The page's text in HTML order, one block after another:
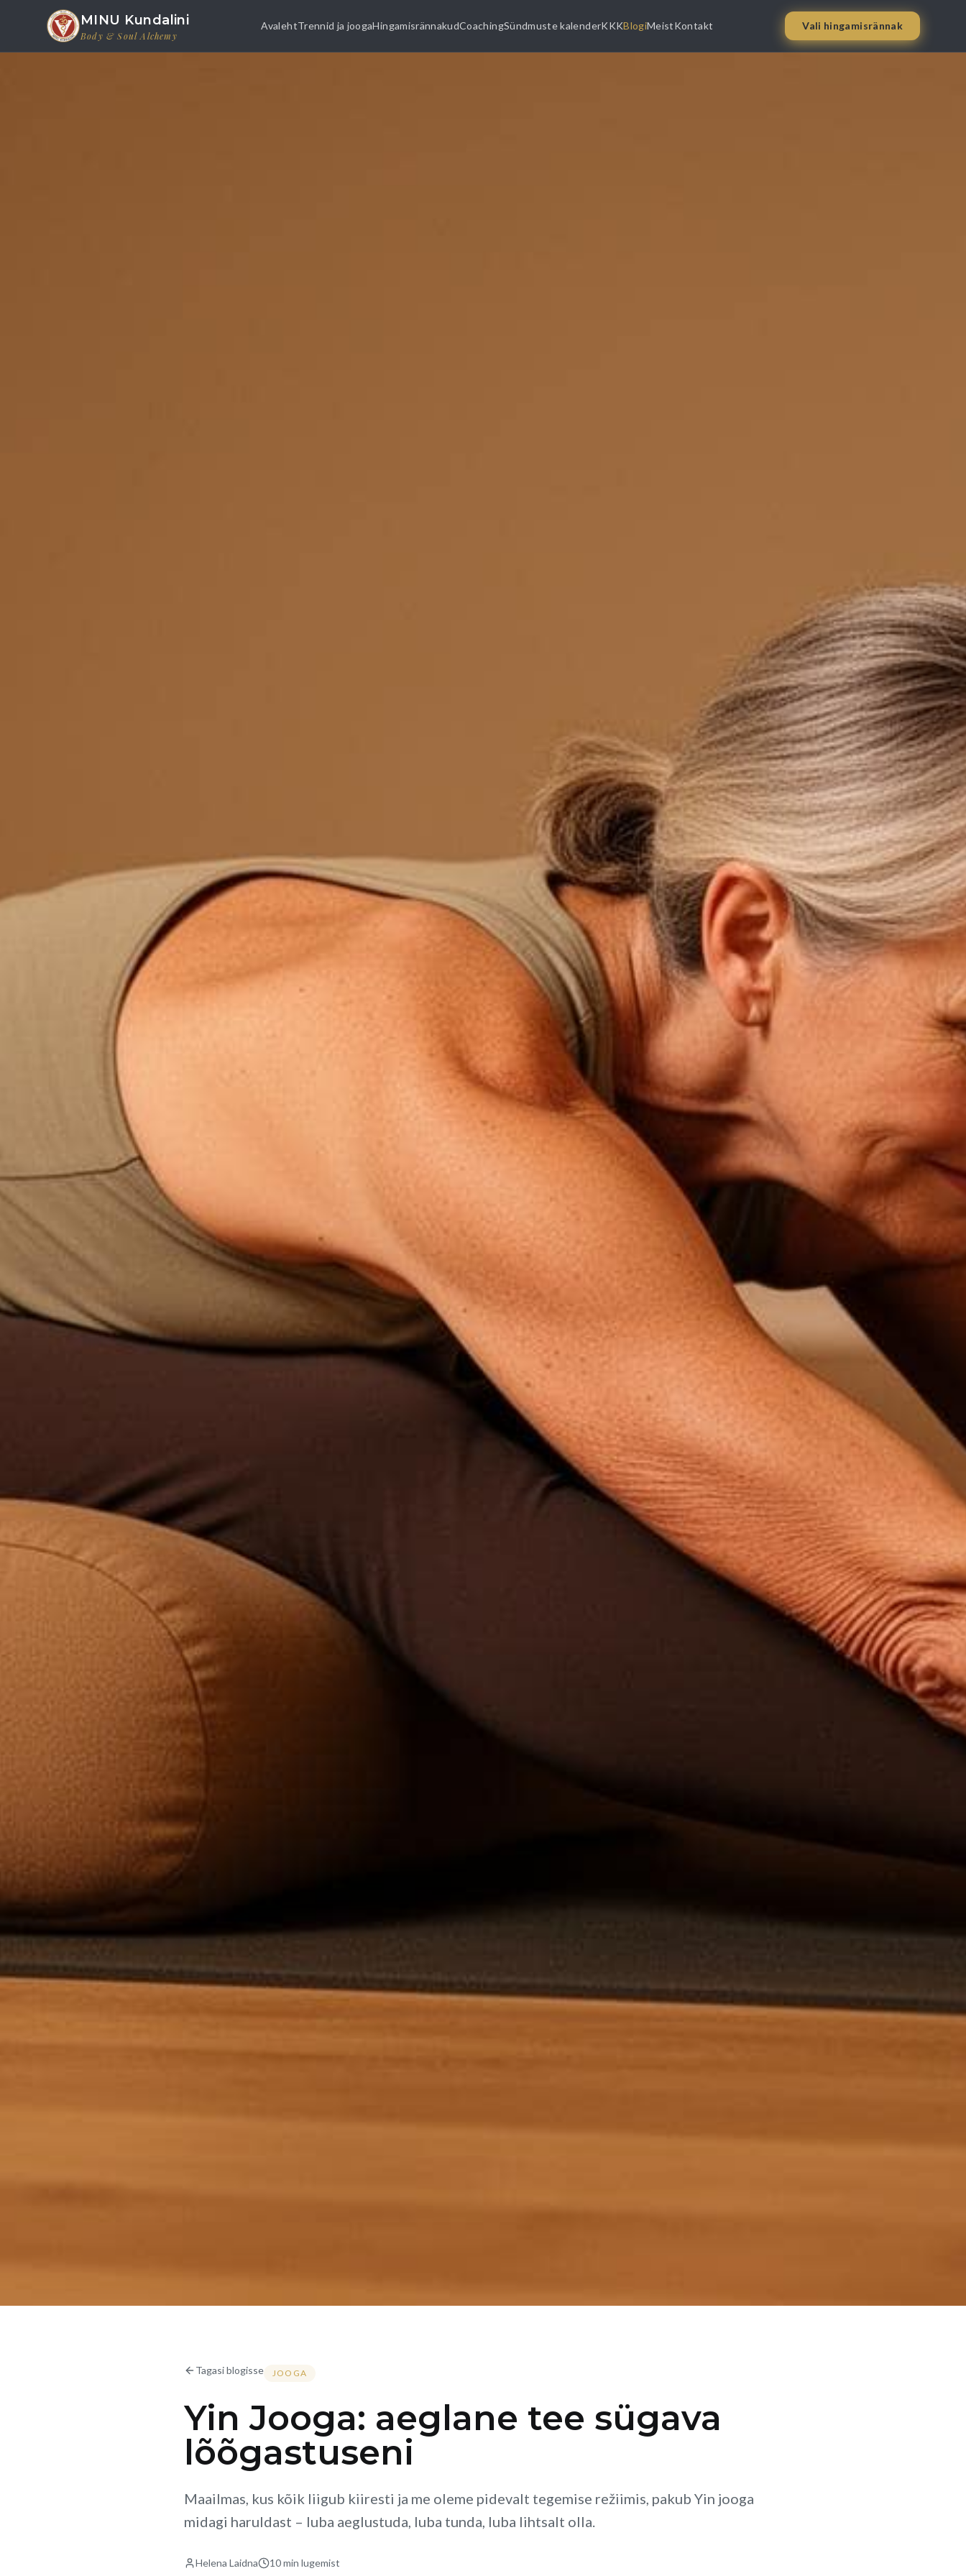
MINU Kundalini
Body & Soul Alchemy
AvalehtTrennid ja joogaHingamisrännakudCoachingSündmuste kalenderKKKBlogiMeistKontakt Vali hingamisrännak
Tagasi blogisse JOOGA
Yin Jooga: aeglane tee sügava
lõõgastuseni
Maailmas, kus kõik liigub kiiresti ja me oleme pidevalt tegemise režiimis, pakub Yin jooga
midagi haruldast – luba aeglustuda, luba tunda, luba lihtsalt olla.
Helena Laidna 10 min lugemist